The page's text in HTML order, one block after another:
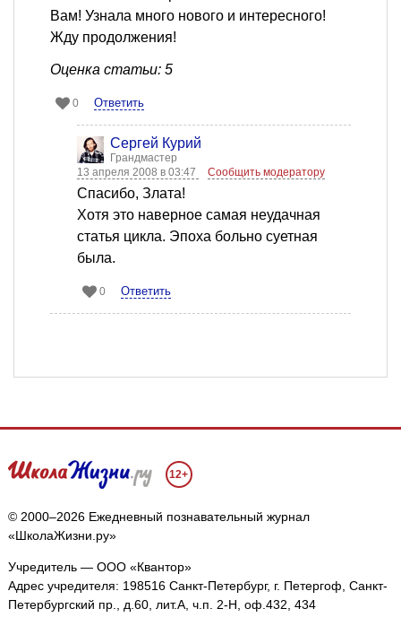
Вам! Узнала много нового и интересного!
Жду продолжения!
Оценка статьи: 5
0 Ответить
Сергей Курий
Грандмастер
13 апреля 2008 в 03:47
Сообщить модератору
Спасибо, Злата!
Хотя это наверное самая неудачная
статья цикла. Эпоха больно суетная
была.
0 Ответить
12+
© 2000–2026 Ежедневный познавательный журнал
«ШколаЖизни.ру»
Учредитель — ООО «Квантор»
Адрес учредителя: 198516 Санкт-Петербург, г. Петергоф, Санкт-
Петербургский пр., д.60, лит.А, ч.п. 2-Н, оф.432, 434